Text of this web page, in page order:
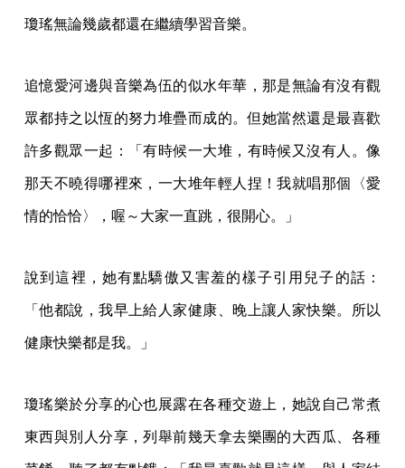
瓊瑤無論幾歲都還在繼續學習音樂。
追憶愛河邊與音樂為伍的似水年華，那是無論有沒有觀
眾都持之以恆的努力堆疊而成的。但她當然還是最喜歡
許多觀眾一起：「有時候一大堆，有時候又沒有人。像
那天不曉得哪裡來，一大堆年輕人捏！我就唱那個〈愛
情的恰恰〉，喔～大家一直跳，很開心。」
說到這裡，她有點驕傲又害羞的樣子引用兒子的話：
「他都說，我早上給人家健康、晚上讓人家快樂。所以
健康快樂都是我。」
瓊瑤樂於分享的心也展露在各種交遊上，她說自己常煮
東西與別人分享，列舉前幾天拿去樂團的大西瓜、各種